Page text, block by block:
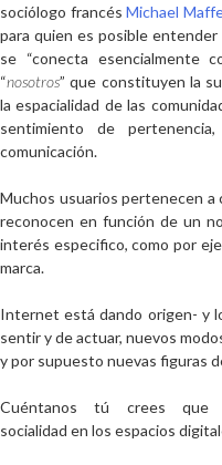
sociólogo francés Michael
para quien es posible
se “conecta esencialmente
“nosotros” que constituyen la
la espacialidad de las
sentimiento de
comunicación.
Muchos usuarios pertenecen
reconocen en función de un
interés especifico, como por
marca.
Internet está dando origen- y
sentir y de actuar, nuevos
y por supuesto nuevas figuras
Cuéntanos tú crees que
socialidad en los espacios